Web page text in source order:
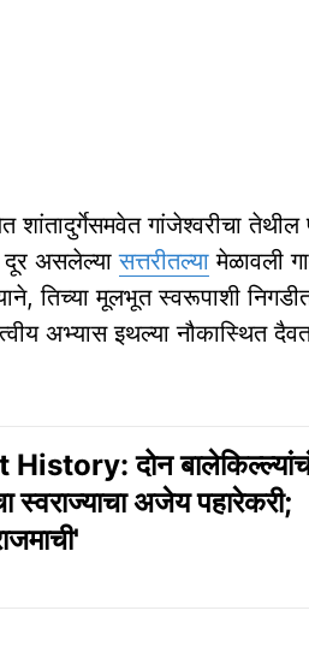
शांतादुर्गेसमवेत गांजेश्वरीचा
दूर असलेल्यासत्तरीतल्या मेळावली
तिच्या मूलभूत स्वरूपाशी निगडीत
अभ्यास इथल्या नौकास्थित
दोन
स्वराज्याचा अजेय पहारेकरी;